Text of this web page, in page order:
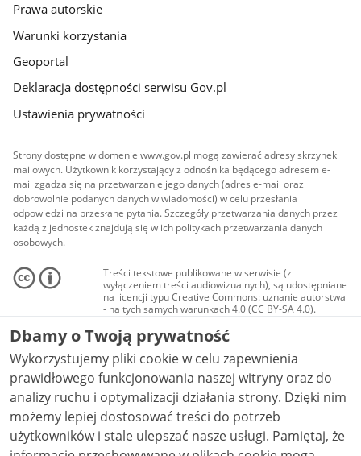
Prawa autorskie
Warunki korzystania
Geoportal
Deklaracja dostępności serwisu Gov.pl
Ustawienia prywatności
Strony dostępne w domenie www.gov.pl mogą zawierać adresy skrzynek
mailowych. Użytkownik korzystający z odnośnika będącego adresem e-
mail zgadza się na przetwarzanie jego danych (adres e-mail oraz
dobrowolnie podanych danych w wiadomości) w celu przesłania
odpowiedzi na przesłane pytania. Szczegóły przetwarzania danych przez
każdą z jednostek znajdują się w ich politykach przetwarzania danych
osobowych.
Treści tekstowe publikowane w serwisie (z
wyłączeniem treści audiowizualnych), są udostępniane
na licencji typu Creative Commons: uznanie autorstwa
- na tych samych warunkach 4.0 (CC BY-SA 4.0).
Materiały audiowizualne, w tym zdjęcia, materiały
audio i wideo, są udostępniane na licencji typu
Creative Commons: uznanie autorstwa użycie
niekomercyjne - bez utworów zależnych 4.0 (CC BY-
NC-ND 4.0), o ile nie jest to stwierdzone inaczej.
Dbamy o Twoją prywatność
Wykorzystujemy pliki cookie w celu zapewnienia
prawidłowego funkcjonowania naszej witryny oraz do
analizy ruchu i optymalizacji działania strony. Dzięki nim
możemy lepiej dostosować treści do potrzeb
użytkowników i stale ulepszać nasze usługi. Pamiętaj, że